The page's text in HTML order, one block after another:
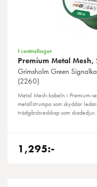
I centrallager
Premium Metal Mesh,
Grimsholm Green
(2260)
Metal Mesh-kabeln i Premium-
metallstrumpa som skyddar
trädgårdsredskap som skadedjur.
1,295:-